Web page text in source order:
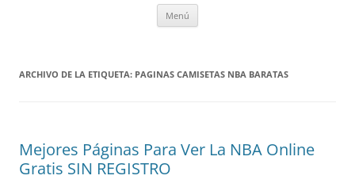
Menú
ARCHIVO DE LA ETIQUETA: PAGINAS CAMISETAS NBA BARATAS
Mejores Páginas Para Ver La NBA Online
Gratis SIN REGISTRO